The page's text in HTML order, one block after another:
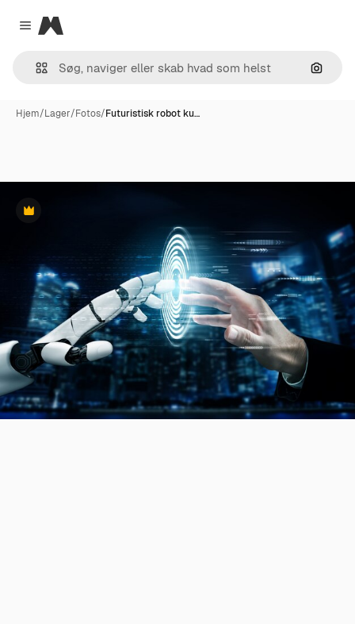
Close menu
Magnific
Søg
Hjem/Lager/Fotos/Futuristisk robot ku…
Præmie